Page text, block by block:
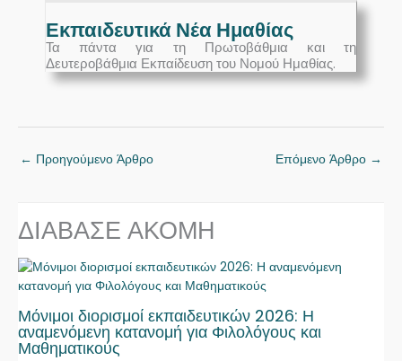
Εκπαιδευτικά Νέα Ημαθίας
Τα πάντα για τη Πρωτοβάθμια και τη
Δευτεροβάθμια Εκπαίδευση του Νομού Ημαθίας.
← Προηγούμενο Άρθρο Επόμενο Άρθρο →
ΔΙΑΒΑΣΕ ΑΚΟΜΗ
Μόνιμοι διορισμοί εκπαιδευτικών 2026: Η
αναμενόμενη κατανομή για Φιλολόγους και
Μαθηματικούς